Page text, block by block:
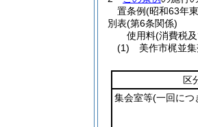
置条例(昭和63年
別表(第6条関係)
使用料(消費税
(1) 美作市梶並集
区
集会室等(一回につ